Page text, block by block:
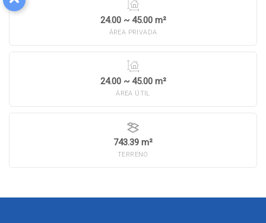
24.00 ~ 45.00 m²
ÁREA PRIVADA
24.00 ~ 45.00 m²
ÁREA ÚTIL
743.39 m²
TERRENO